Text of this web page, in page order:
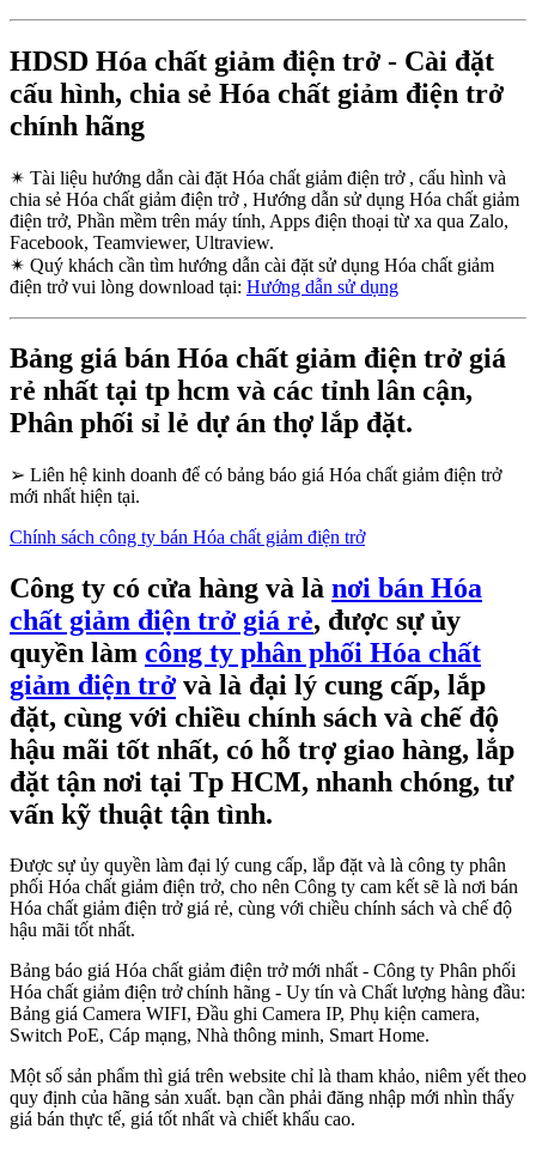
HDSD Hóa chất giảm điện trở - Cài đặt
cấu hình, chia sẻ Hóa chất giảm điện trở
chính hãng
✴ Tài liệu hướng dẫn cài đặt Hóa chất giảm điện trở , cấu hình và
chia sẻ Hóa chất giảm điện trở , Hướng dẫn sử dụng Hóa chất giảm
điện trở, Phần mềm trên máy tính, Apps điện thoại từ xa qua Zalo,
Facebook, Teamviewer, Ultraview.
✴ Quý khách cần tìm hướng dẫn cài đặt sử dụng Hóa chất giảm
điện trở vui lòng download tại: Hướng dẫn sử dụng
Bảng giá bán Hóa chất giảm điện trở giá
rẻ nhất tại tp hcm và các tỉnh lân cận,
Phân phối sỉ lẻ dự án thợ lắp đặt.
➢ Liên hệ kinh doanh để có bảng báo giá Hóa chất giảm điện trở
mới nhất hiện tại.
Chính sách công ty bán Hóa chất giảm điện trở
Công ty có cửa hàng và là nơi bán Hóa
chất giảm điện trở giá rẻ, được sự ủy
quyền làm công ty phân phối Hóa chất
giảm điện trở và là đại lý cung cấp, lắp
đặt, cùng với chiều chính sách và chế độ
hậu mãi tốt nhất, có hỗ trợ giao hàng, lắp
đặt tận nơi tại Tp HCM, nhanh chóng, tư
vấn kỹ thuật tận tình.
Được sự ủy quyền làm đại lý cung cấp, lắp đặt và là công ty phân
phối Hóa chất giảm điện trở, cho nên Công ty cam kết sẽ là nơi bán
Hóa chất giảm điện trở giá rẻ, cùng với chiều chính sách và chế độ
hậu mãi tốt nhất.
Bảng báo giá Hóa chất giảm điện trở mới nhất - Công ty Phân phối
Hóa chất giảm điện trở chính hãng - Uy tín và Chất lượng hàng đầu:
Bảng giá Camera WIFI, Đầu ghi Camera IP, Phụ kiện camera,
Switch PoE, Cáp mạng, Nhà thông minh, Smart Home.
Một số sản phẩm thì giá trên website chỉ là tham khảo, niêm yết theo
quy định của hãng sản xuất. bạn cần phải đăng nhập mới nhìn thấy
giá bán thực tế, giá tốt nhất và chiết khấu cao.